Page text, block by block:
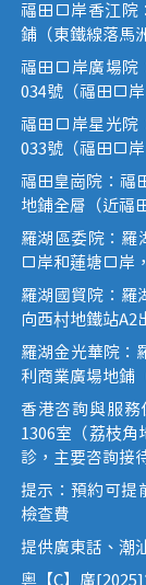
福田口岸香江院
鋪（東鐵線落馬
福田口岸廣場院
034號（福田口
福田口岸星光院
033號（福田口
福田皇崗院：福
地鋪全層（近福
羅湖區委院：羅
口岸和蓮塘口岸
羅湖國貿院：羅
向西村地鐵站A2
羅湖金光華院：
利商業廣場地鋪
香港咨詢與服
1306室（荔枝
診，主要咨詢接
提示：預約可提
檢查費
提供廣東話、潮
粵【C】廣